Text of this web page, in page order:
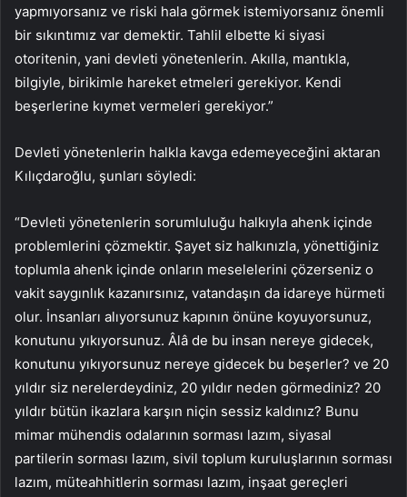
yapmıyorsanız ve riski hala görmek istemiyorsanız önemli
bir sıkıntımız var demektir. Tahlil elbette ki siyasi
otoritenin, yani devleti yönetenlerin. Akılla, mantıkla,
bilgiyle, birikimle hareket etmeleri gerekiyor. Kendi
beşerlerine kıymet vermeleri gerekiyor.”
Devleti yönetenlerin halkla kavga edemeyeceğini aktaran
Kılıçdaroğlu, şunları söyledi:
“Devleti yönetenlerin sorumluluğu halkıyla ahenk içinde
problemlerini çözmektir. Şayet siz halkınızla, yönettiğiniz
toplumla ahenk içinde onların meselelerini çözerseniz o
vakit saygınlık kazanırsınız, vatandaşın da idareye hürmeti
olur. İnsanları alıyorsunuz kapının önüne koyuyorsunuz,
konutunu yıkıyorsunuz. Âlâ de bu insan nereye gidecek,
konutunu yıkıyorsunuz nereye gidecek bu beşerler? ve 20
yıldır siz nerelerdeydiniz, 20 yıldır neden görmediniz? 20
yıldır bütün ikazlara karşın niçin sessiz kaldınız? Bunu
mimar mühendis odalarının sorması lazım, siyasal
partilerin sorması lazım, sivil toplum kuruluşlarının sorması
lazım, müteahhitlerin sorması lazım, inşaat gereçleri